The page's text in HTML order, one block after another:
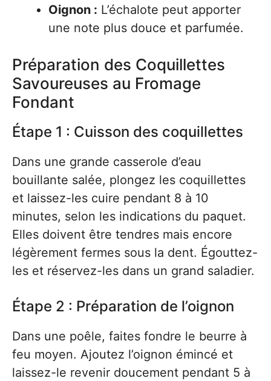
Oignon : L’échalote peut apporter
une note plus douce et parfumée.
Préparation des Coquillettes
Savoureuses au Fromage
Fondant
Étape 1 : Cuisson des coquillettes
Dans une grande casserole d’eau
bouillante salée, plongez les coquillettes
et laissez-les cuire pendant 8 à 10
minutes, selon les indications du paquet.
Elles doivent être tendres mais encore
légèrement fermes sous la dent. Égouttez-
les et réservez-les dans un grand saladier.
Étape 2 : Préparation de l’oignon
Dans une poêle, faites fondre le beurre à
feu moyen. Ajoutez l’oignon émincé et
laissez-le revenir doucement pendant 5 à